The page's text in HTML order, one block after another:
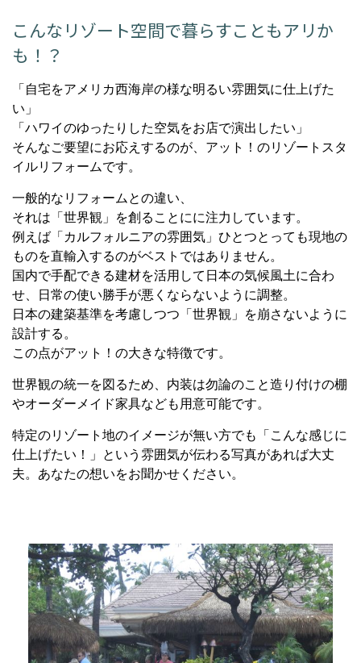
こんなリゾート空間で暮らすこともアリか
も！？
「自宅をアメリカ西海岸の様な明るい雰囲気に仕上げた
い」
「ハワイのゆったりした空気をお店で演出したい」
そんなご要望にお応えするのが、アット！のリゾートスタ
イルリフォームです。
一般的なリフォームとの違い、
それは「世界観」を創ることにに注力しています。
例えば「カルフォルニアの雰囲気」ひとつとっても現地の
ものを直輸入するのがベストではありません。
国内で手配できる建材を活用して日本の気候風土に合わ
せ、日常の使い勝手が悪くならないように調整。
日本の建築基準を考慮しつつ「世界観」を崩さないように
設計する。
この点がアット！の大きな特徴です。
世界観の統一を図るため、内装は勿論のこと造り付けの棚
やオーダーメイド家具なども用意可能です。
特定のリゾート地のイメージが無い方でも「こんな感じに
仕上げたい！」という雰囲気が伝わる写真があれば大丈
夫。あなたの想いをお聞かせください。